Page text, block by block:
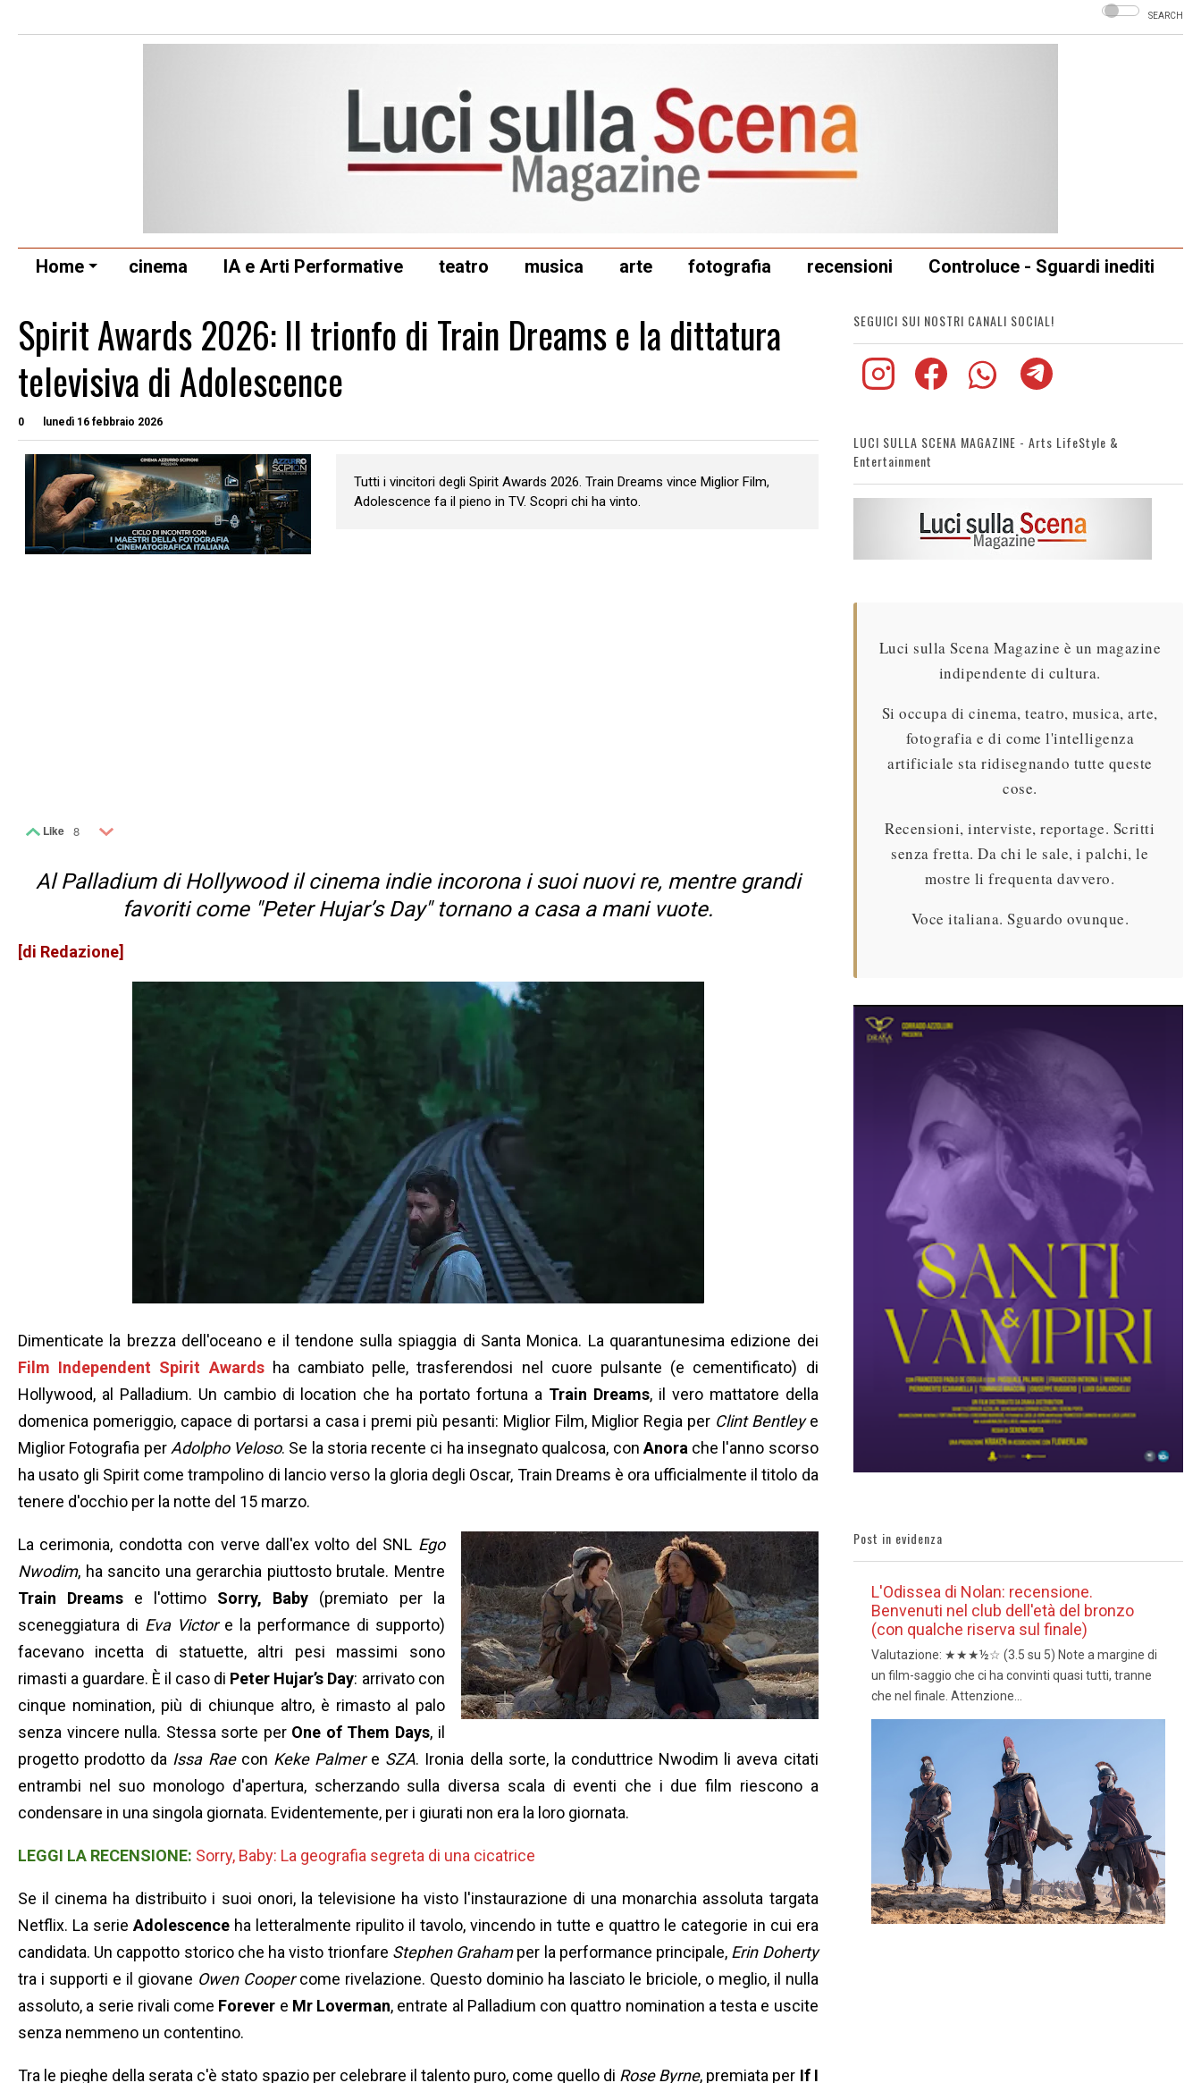
SEARCH
Home cinema IA e Arti Performative teatro musica arte fotografia recensioni Controluce - Sguardi inediti
Spirit Awards 2026: Il trionfo di Train Dreams e la dittatura
televisiva di Adolescence
0 lunedì 16 febbraio 2026
Tutti i vincitori degli Spirit Awards 2026. Train Dreams vince Miglior Film,
Adolescence fa il pieno in TV. Scopri chi ha vinto.
Like 8
Al Palladium di Hollywood il cinema indie incorona i suoi nuovi re, mentre grandi
favoriti come "Peter Hujar’s Day" tornano a casa a mani vuote.
[di Redazione]
Dimenticate la brezza dell'oceano e il tendone sulla spiaggia di Santa Monica. La quarantunesima edizione dei
Film Independent Spirit Awardsha cambiato pelle, trasferendosi nel cuore pulsante (e cementificato) di
Hollywood, al Palladium. Un cambio di location che ha portato fortuna a Train Dreams, il vero mattatore della
domenica pomeriggio, capace di portarsi a casa i premi più pesanti: Miglior Film, Miglior Regia per Clint Bentleye
Miglior Fotografia per Adolpho Veloso. Se la storia recente ci ha insegnato qualcosa, con Anora che l'anno scorso
ha usato gli Spirit come trampolino di lancio verso la gloria degli Oscar, Train Dreams è ora ufficialmente il titolo da
tenere d'occhio per la notte del 15 marzo.
La cerimonia, condotta con verve dall'ex volto del SNL Ego
Nwodim, ha sancito una gerarchia piuttosto brutale. Mentre
Train Dreams e l'ottimo Sorry, Baby (premiato per la
sceneggiatura di Eva Victore la performance di supporto)
facevano incetta di statuette, altri pesi massimi sono
rimasti a guardare. È il caso di Peter Hujar’s Day: arrivato con
cinque nomination, più di chiunque altro, è rimasto al palo
senza vincere nulla. Stessa sorte per One of Them Days, il
progetto prodotto da Issa Raecon Keke Palmere SZA. Ironia della sorte, la conduttrice Nwodim li aveva citati
entrambi nel suo monologo d'apertura, scherzando sulla diversa scala di eventi che i due film riescono a
condensare in una singola giornata. Evidentemente, per i giurati non era la loro giornata.
LEGGI LA RECENSIONE: Sorry, Baby: La geografia segreta di una cicatrice
Se il cinema ha distribuito i suoi onori, la televisione ha visto l'instaurazione di una monarchia assoluta targata
Netflix. La serieAdolescence ha letteralmente ripulito il tavolo, vincendo in tutte e quattro le categorie in cui era
candidata. Un cappotto storico che ha visto trionfare Stephen Grahamper la performance principale, Erin Doherty
tra i supporti e il giovane Owen Coopercome rivelazione. Questo dominio ha lasciato le briciole, o meglio, il nulla
assoluto, a serie rivali come Forever e Mr Loverman, entrate al Palladium con quattro nomination a testa e uscite
senza nemmeno un contentino.
Tra le pieghe della serata c'è stato spazio per celebrare il talento puro, come quello di Rose Byrne, premiata per If I
SEGUICI SUI NOSTRI CANALI SOCIAL!
LUCI SULLA SCENA MAGAZINE - Arts LifeStyle &
Entertainment
Luci sulla Scena Magazine è un magazine
indipendente di cultura.
Si occupa di cinema, teatro, musica, arte,
fotografia e di come l'intelligenza
artificiale sta ridisegnando tutte queste
cose.
Recensioni, interviste, reportage. Scritti
senza fretta. Da chi le sale, i palchi, le
mostre li frequenta davvero.
Voce italiana. Sguardo ovunque.
Post in evidenza
L'Odissea di Nolan: recensione.
Benvenuti nel club dell'età del bronzo
(con qualche riserva sul finale)
Valutazione: ★★★½☆ (3.5 su 5) Note a margine di
un film-saggio che ci ha convinti quasi tutti, tranne
che nel finale. Attenzione...